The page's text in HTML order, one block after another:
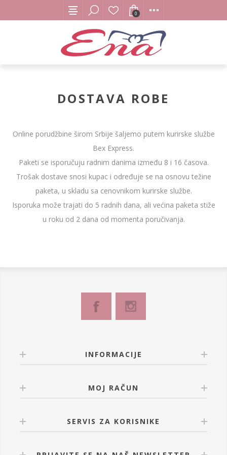
0
DOSTAVA ROBE
Online porudžbine širom Srbije šaljemo putem kurirske službe
Bex Express.
Paketi se isporučuju radnim danima između 8 i 16 časova.
Trošak dostave snosi kupac i određuje se na osnovu težine
paketa, u skladu sa cenovnikom kurirske službe.
Isporuka može trajati do 5 radnih dana, ali većina paketa stiže
u roku od 2 dana od momenta poručivanja.
INFORMACIJE
MOJ RAČUN
SERVIS ZA KORISNIKE